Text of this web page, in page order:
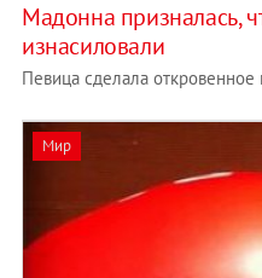
Мадонна призналась,
изнасиловали
Певица сделала откровенное
Мир